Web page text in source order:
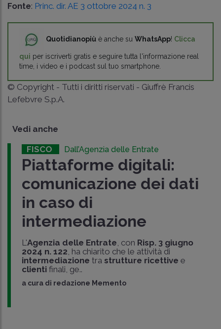
Fonte: Princ. dir. AE 3 ottobre 2024 n. 3
Quotidianopiù è anche su WhatsApp! Clicca
qui per iscriverti gratis e seguire tutta l'informazione real
time, i video e i podcast sul tuo smartphone.
© Copyright - Tutti i diritti riservati - Giuffrè Francis
Lefebvre S.p.A.
Vedi anche
FISCO Dall’Agenzia delle Entrate
Piattaforme digitali:
comunicazione dei dati
in caso di
intermediazione
L'Agenzia delle Entrate , con Risp. 3 giugno
2024 n. 122 , ha chiarito che le attività di
intermediazione tra strutture ricettive e
clientifinali, ge..
a cura di redazione Memento